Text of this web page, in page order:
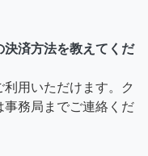
済方法を教えてくだ
用いただけます。ク
事務局までご連絡くだ